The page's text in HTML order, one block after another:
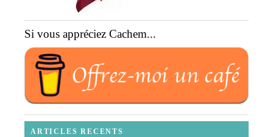
Si vous appréciez Cachem...
ARTICLES RECENTS